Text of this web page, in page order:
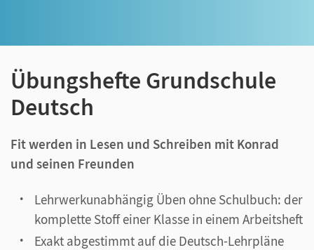
Übungshefte Grundschule
Deutsch
Fit werden in Lesen und Schreiben mit Konrad
und seinen Freunden
Lehrwerkunabhängig Üben ohne Schulbuch: der
komplette Stoff einer Klasse in einem Arbeitsheft
Exakt abgestimmt auf die Deutsch-Lehrpläne